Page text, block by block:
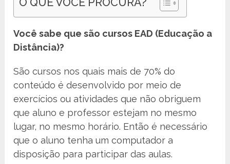
Você sabe que são cursos EAD (Educação a
Distância)?
São cursos nos quais mais de 70% do
conteúdo é desenvolvido por meio de
exercícios ou atividades que não obriguem
que aluno e professor estejam no mesmo
lugar, no mesmo horário. Então é necessário
que o aluno tenha um computador a
disposição para participar das aulas.